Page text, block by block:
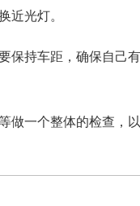
近光灯。
保持车距，确保自己
做一个整体的检查，